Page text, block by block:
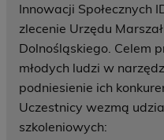
Innowacji Społecznych
zlecenie Urzędu
Dolnośląskiego. Celem
młodych ludzi w
podniesienie ich
Uczestnicy wezmą
szkoleniowych: